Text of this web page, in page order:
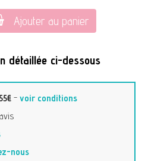
Ajouter au panier
détaillée ci-dessous
-voir conditions
nous